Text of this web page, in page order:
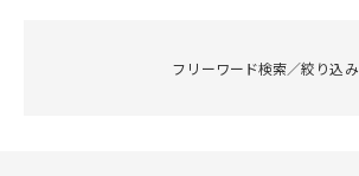
フリーワード検索／絞り込み